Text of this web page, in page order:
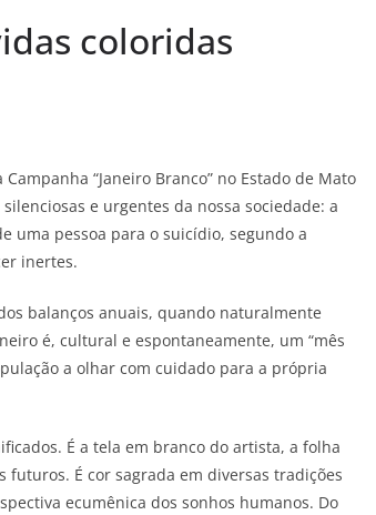
coloridas
“Janeiro Branco” no Estado de Mato
e urgentes da nossa sociedade: a
uma pessoa para o suicídio, segundo a
inertes.
balanços anuais, quando naturalmente
é, cultural e espontaneamente, um “mês
a olhar com cuidado para a própria
É a tela em branco do artista, a folha
É cor sagrada em diversas tradições
ecumênica dos sonhos humanos. Do